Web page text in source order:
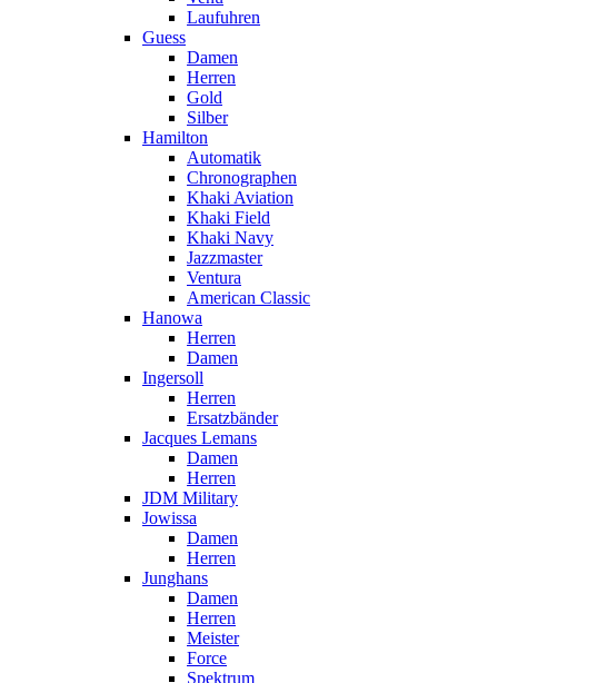
Laufuhren
Guess
Damen
Herren
Gold
Silber
Hamilton
Automatik
Chronographen
Khaki Aviation
Khaki Field
Khaki Navy
Jazzmaster
Ventura
American Classic
Hanowa
Herren
Damen
Ingersoll
Herren
Ersatzbänder
Jacques Lemans
Damen
Herren
JDM Military
Jowissa
Damen
Herren
Junghans
Damen
Herren
Meister
Force
Spektrum